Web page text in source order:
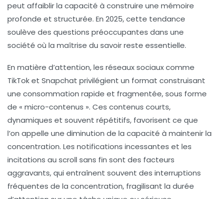
peut affaiblir la capacité à construire une mémoire
profonde et structurée. En 2025, cette tendance
soulève des questions préoccupantes dans une
société où la maîtrise du savoir reste essentielle.
En matière d’attention, les réseaux sociaux comme
TikTok et Snapchat privilégient un format construisant
une consommation rapide et fragmentée, sous forme
de « micro-contenus ». Ces contenus courts,
dynamiques et souvent répétitifs, favorisent ce que
l’on appelle une diminution de la capacité à maintenir la
concentration. Les notifications incessantes et les
incitations au scroll sans fin sont des facteurs
aggravants, qui entraînent souvent des interruptions
fréquentes de la concentration, fragilisant la durée